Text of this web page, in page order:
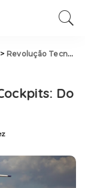
> Revolução Tecnológica nos Cockpits: Do Analógico ao Digital
Do